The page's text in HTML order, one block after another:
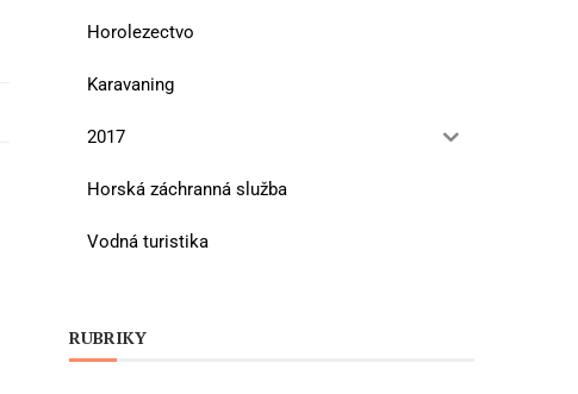
Horolezectvo
Karavaning
2017
Horská záchranná služba
Vodná turistika
RUBRIKY